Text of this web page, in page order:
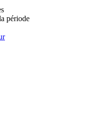
période